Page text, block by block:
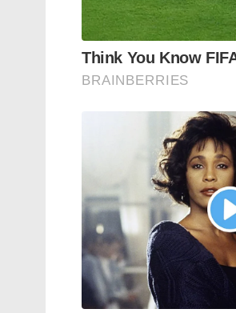
മാറ്റുന്നു എന്ന് പറയാൻ
ഫോട്ടോയിൽ കാണുന്ന
മു.സ്ലിം
ഏൽക്കേണ്ടി വന്ന
തീവ്രവാദിയാണ്
സൗദി അറേബ്യ
നിരോധിച്ചിട്ടുണ്ട്
തീവ്രവാദ പട്ടികയിൽ
രണ്ടാമത്തെ
സ്ഥാപകൻ…എന്താണ്
നിരപരാധികളായ
ഭീകരവാദ സംഘടന…..
ഏതാനും മാസങ്ങൾക്ക്